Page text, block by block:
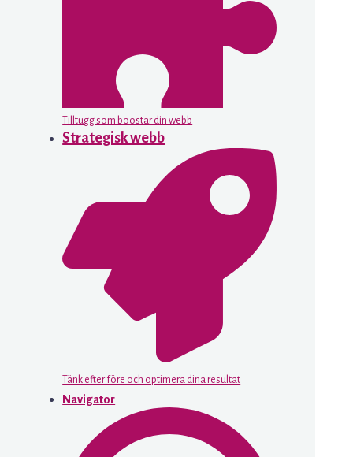
Tilltugg som boostar din webb
Strategisk webb
Tänk efter före och optimera dina resultat
Navigator